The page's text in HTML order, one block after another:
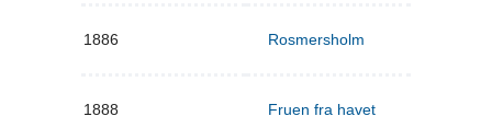
1886 Rosmersholm
1888 Fruen fra havet